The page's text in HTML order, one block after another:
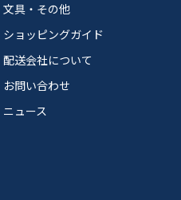
文具・その他
ショッピングガイド
配送会社について
お問い合わせ
ニュース